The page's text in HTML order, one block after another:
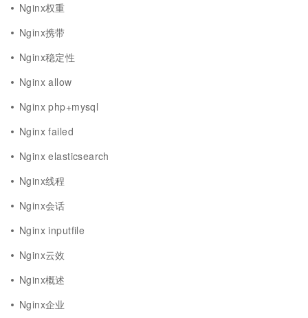
Nginx权重
Nginx携带
Nginx稳定性
Nginx allow
Nginx php+mysql
Nginx failed
Nginx elasticsearch
Nginx线程
Nginx会话
Nginx inputfile
Nginx云效
Nginx概述
Nginx企业